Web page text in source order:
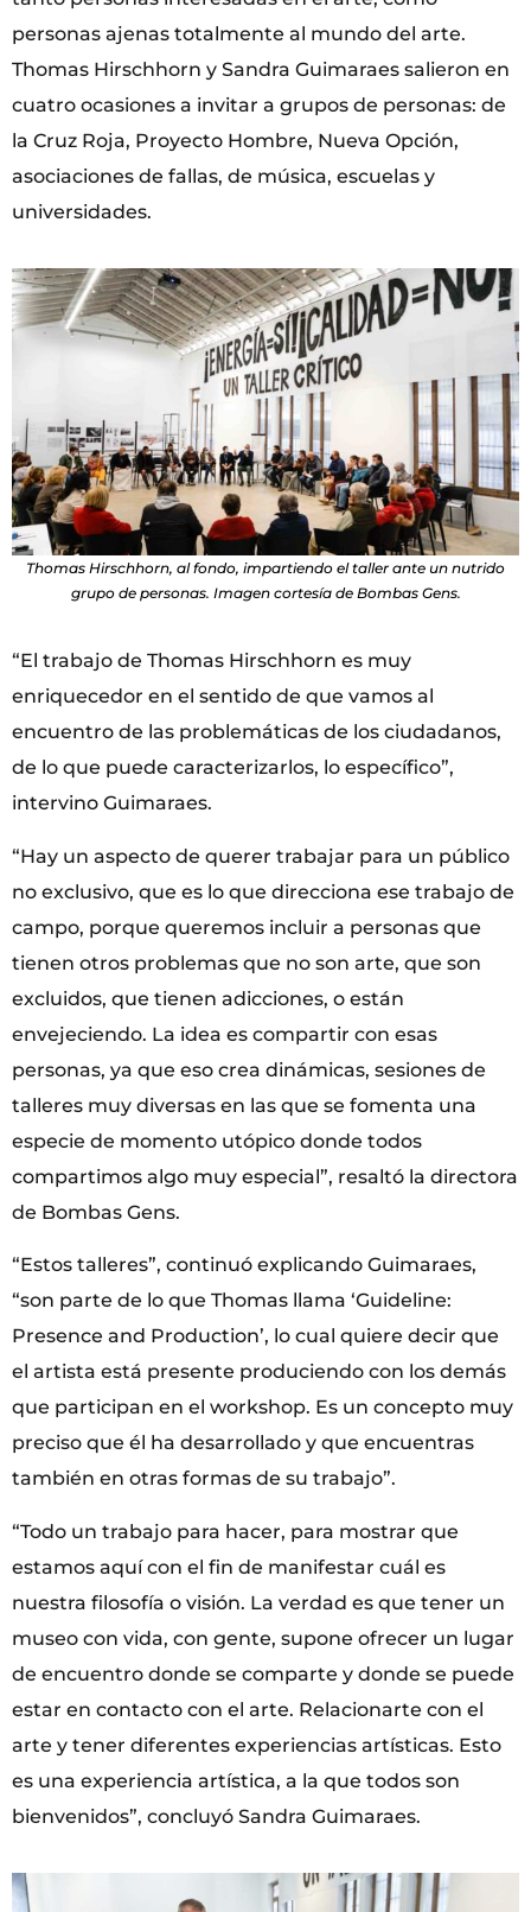
personas ajenas totalmente al mundo del arte.
Thomas Hirschhorn y Sandra Guimaraes salieron en
cuatro ocasiones a invitar a grupos de personas: de
la Cruz Roja, Proyecto Hombre, Nueva Opción,
asociaciones de fallas, de música, escuelas y
universidades.
Thomas Hirschhorn, al fondo, impartiendo el taller ante un nutrido
grupo de personas. Imagen cortesía de Bombas Gens.
“El trabajo de Thomas Hirschhorn es muy
enriquecedor en el sentido de que vamos al
encuentro de las problemáticas de los ciudadanos,
de lo que puede caracterizarlos, lo específico”,
intervino Guimaraes.
“Hay un aspecto de querer trabajar para un público
no exclusivo, que es lo que direcciona ese trabajo de
campo, porque queremos incluir a personas que
tienen otros problemas que no son arte, que son
excluidos, que tienen adicciones, o están
envejeciendo. La idea es compartir con esas
personas, ya que eso crea dinámicas, sesiones de
talleres muy diversas en las que se fomenta una
especie de momento utópico donde todos
compartimos algo muy especial”, resaltó la directora
de Bombas Gens.
“Estos talleres”, continuó explicando Guimaraes,
“son parte de lo que Thomas llama ‘Guideline:
Presence and Production’, lo cual quiere decir que
el artista está presente produciendo con los demás
que participan en el workshop. Es un concepto muy
preciso que él ha desarrollado y que encuentras
también en otras formas de su trabajo”.
“Todo un trabajo para hacer, para mostrar que
estamos aquí con el fin de manifestar cuál es
nuestra filosofía o visión. La verdad es que tener un
museo con vida, con gente, supone ofrecer un lugar
de encuentro donde se comparte y donde se puede
estar en contacto con el arte. Relacionarte con el
arte y tener diferentes experiencias artísticas. Esto
es una experiencia artística, a la que todos son
bienvenidos”, concluyó Sandra Guimaraes.